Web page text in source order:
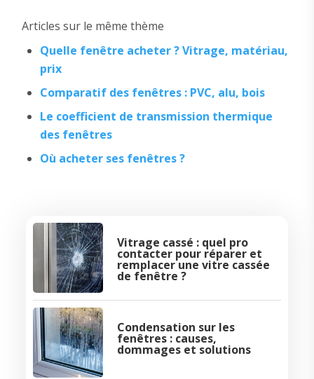
Articles sur le même thème
Quelle fenêtre acheter ? Vitrage, matériau,
prix
Comparatif des fenêtres : PVC, alu, bois
Le coefficient de transmission thermique
des fenêtres
Où acheter ses fenêtres ?
Vitrage cassé : quel pro
contacter pour réparer et
remplacer une vitre cassée
de fenêtre ?
Condensation sur les
fenêtres : causes,
dommages et solutions